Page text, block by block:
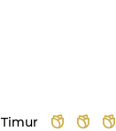
Timur